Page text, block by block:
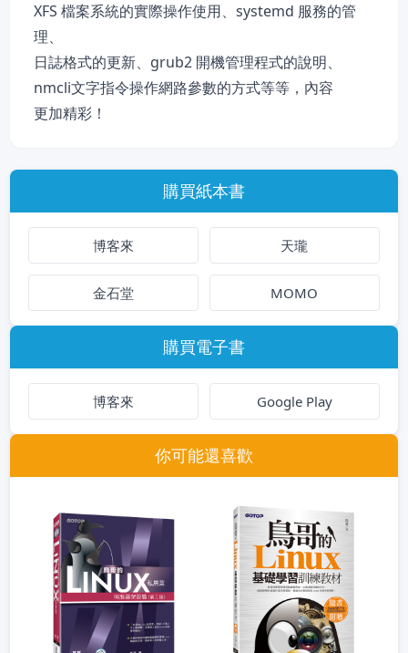
XFS 檔案系統的實際操作使用、systemd 服務的管
理、
日誌格式的更新、grub2 開機管理程式的說明、
nmcli文字指令操作網路參數的方式等等，內容
更加精彩！
購買紙本書
博客來 天瓏
金石堂 MOMO
購買電子書
博客來 Google Play
你可能還喜歡